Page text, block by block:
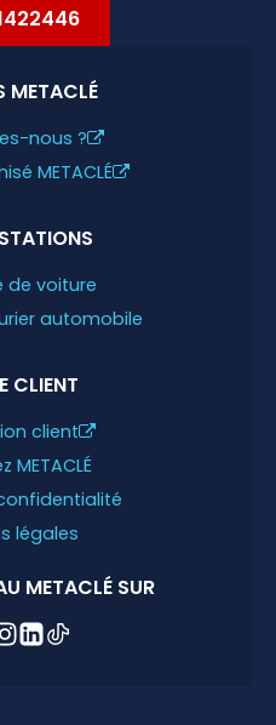
METACLÉ
nous ?
METACLÉ
de voiture
automobile
CLIENT
client
légales
METACLÉ SUR